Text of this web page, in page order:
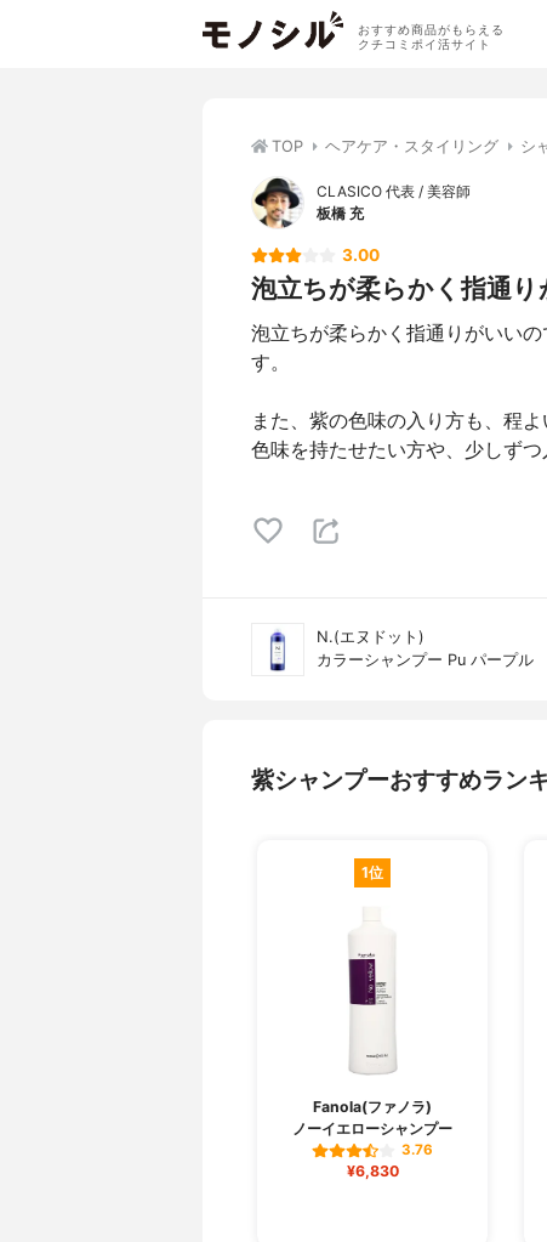
おすすめ商品がもらえる
クチコミポイ活サイト
TOP ヘアケア・スタイリング シ
CLASICO 代表 / 美容師
板橋 充
3.00
泡立ちが柔らかく指通
泡立ちが柔らかく指通りがいい
す。
また、紫の色味の入り方も、程
色味を持たせたい方や、少しずつ
N.(エヌドット)
カラーシャンプー Pu パープル
紫シャンプーおすすめラン
1位
Fanola(ファノラ)
ノーイエローシャンプー
3.76
¥6,830